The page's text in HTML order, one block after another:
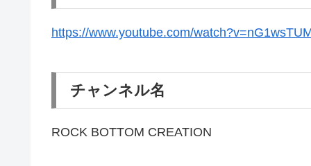
https://www.youtube.com/
チャンネル名
ROCK BOTTOM CREATION